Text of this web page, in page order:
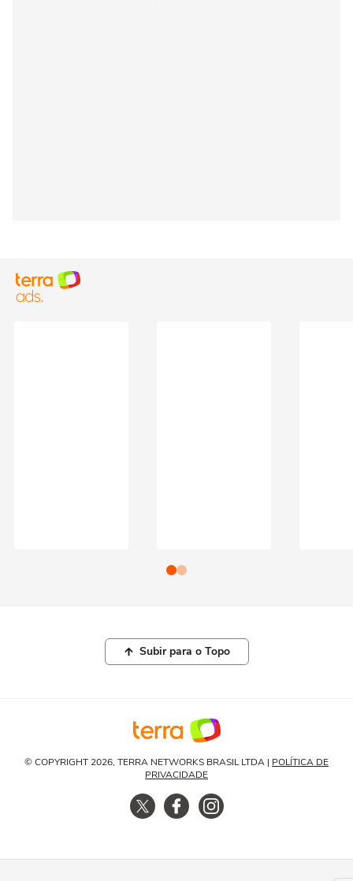
Subir para o Topo
© COPYRIGHT 2026, TERRA NETWORKS BRASIL LTDA | POLÍTICA DE
PRIVACIDADE